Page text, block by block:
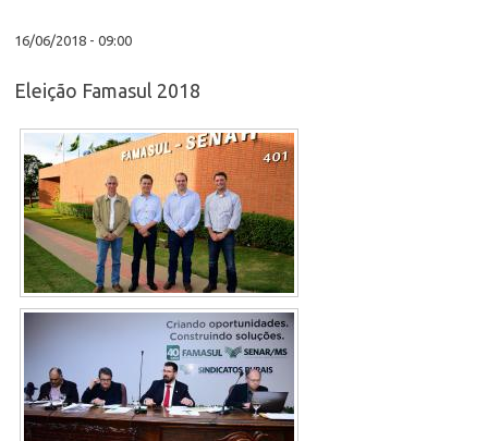
16/06/2018 - 09:00
Eleição Famasul 2018